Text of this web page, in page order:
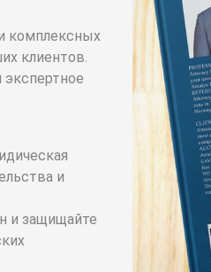
комплексных
клиентов.
и
и защищайте